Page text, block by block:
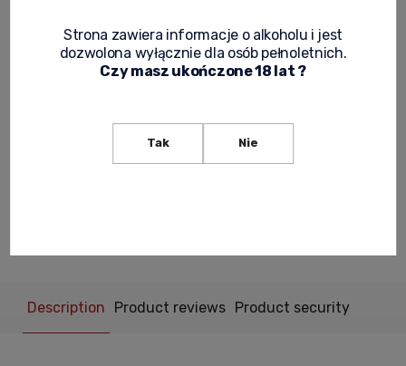
Net price: 81,22 zł
notify of product availability
Description Product reviews Product security
Strona zawiera informacje o alkoholu i jest
dozwolona wyłącznie dla osób pełnoletnich.
Czy masz ukończone 18 lat ?
Tak Nie